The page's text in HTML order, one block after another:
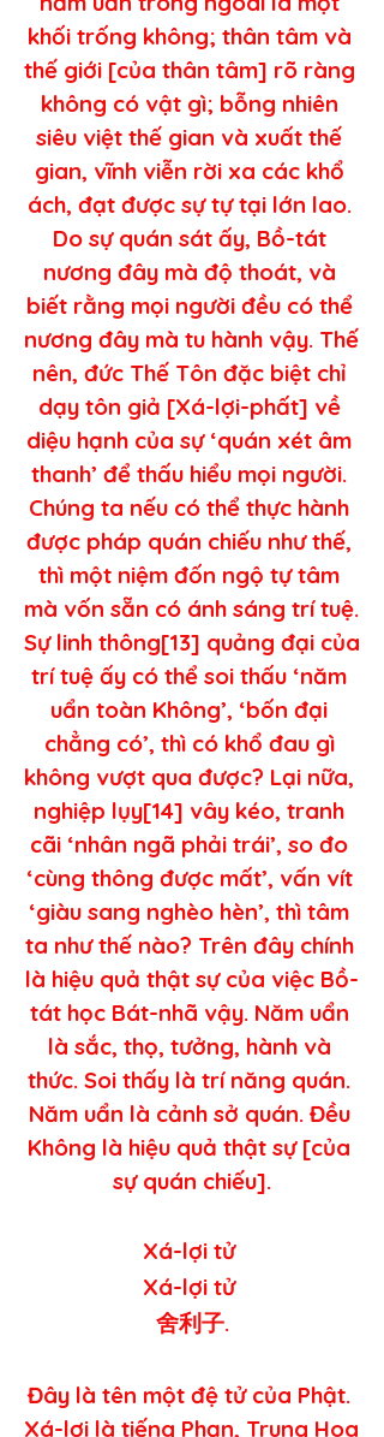
khối trống không; thân tâm và
thế giới [của thân tâm] rõ ràng
không có vật gì; bỗng nhiên
siêu việt thế gian và xuất thế
gian, vĩnh viễn rời xa các khổ
ách, đạt được sự tự tại lớn lao.
Do sự quán sát ấy, Bồ-tát
nương đây mà độ thoát, và
biết rằng mọi người đều có thể
nương đây mà tu hành vậy. Thế
nên, đức Thế Tôn đặc biệt chỉ
dạy tôn giả [Xá-lợi-phất] về
diệu hạnh của sự ‘quán xét âm
thanh’ để thấu hiểu mọi người.
Chúng ta nếu có thể thực hành
được pháp quán chiếu như thế,
thì một niệm đốn ngộ tự tâm
mà vốn sẵn có ánh sáng trí tuệ.
Sự linh thông[13] quảng đại của
trí tuệ ấy có thể soi thấu ‘năm
uẩn toàn Không’, ‘bốn đại
chẳng có’, thì có khổ đau gì
không vượt qua được? Lại nữa,
nghiệp lụy[14] vây kéo, tranh
cãi ‘nhân ngã phải trái’, so đo
‘cùng thông được mất’, vấn vít
‘giàu sang nghèo hèn’, thì tâm
ta như thế nào? Trên đây chính
là hiệu quả thật sự của việc Bồ-
tát học Bát-nhã vậy. Năm uẩn
là sắc, thọ, tưởng, hành và
thức. Soi thấy là trí năng quán.
Năm uẩn là cảnh sở quán. Đều
Không là hiệu quả thật sự [của
sự quán chiếu].
Xá-lợi tử
Xá-lợi tử
舍利子.
Đây là tên một đệ tử của Phật.
Xá-lợi là tiếng Phạn, Trung Hoa